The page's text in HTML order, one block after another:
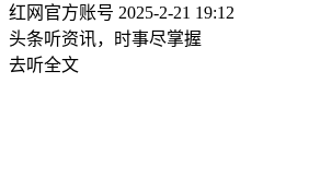
红网官方账号 2025-2-21 19:12
头条听资讯，时事尽掌握
去听全文